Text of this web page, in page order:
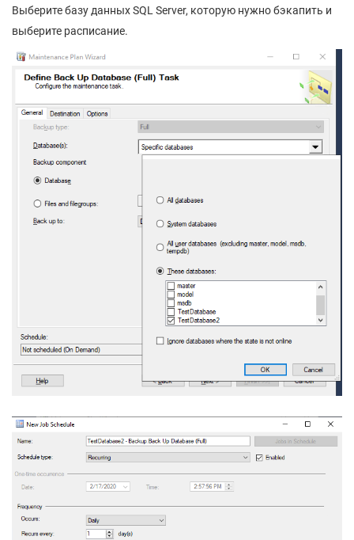
Выберите базу данных SQL Server, которую нужно бэкапить и
выберите расписание.